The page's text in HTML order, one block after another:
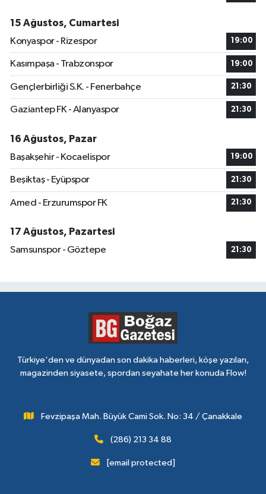
15 Ağustos, Cumartesi
Konyaspor - Rizespor
19:00
Kasımpaşa - Trabzonspor 19:00
Gençlerbirliği S.K. - Fenerbahçe 21:30
Gaziantep FK - Alanyaspor 21:30
16 Ağustos, Pazar
Başakşehir - Kocaelispor
19:00
Beşiktaş - Eyüpspor 21:30
Amed - Erzurumspor FK 21:30
17 Ağustos, Pazartesi
Samsunspor - Göztepe
21:30
Türkiye'den ve dünyadan son dakika haberleri, köşe yazıları,
magazinden siyasete, spordan seyahate her konuda Flow!
Fevzipaşa Mah. Büyük Cami Sok. No: 34 / Çanakkale
(286) 213 34 88
[email protected]